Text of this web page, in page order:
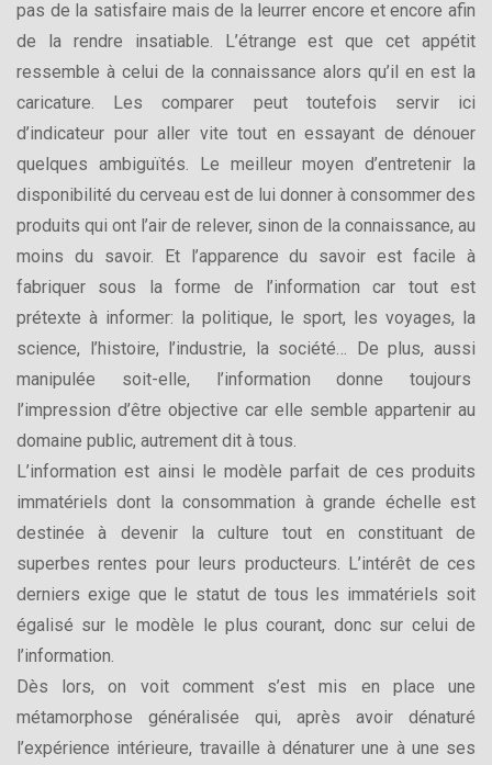
pas de la satisfaire mais de la leurrer encore et encore afin
de la rendre insatiable. L’étrange est que cet appétit
ressemble à celui de la connaissance alors qu’il en est la
caricature. Les comparer peut toutefois servir ici
d’indicateur pour aller vite tout en essayant de dénouer
quelques ambiguïtés. Le meilleur moyen d’entretenir la
disponibilité du cerveau est de lui donner à consommer des
produits qui ont l’air de relever, sinon de la connaissance, au
moins du savoir. Et l’apparence du savoir est facile à
fabriquer sous la forme de l’information car tout est
prétexte à informer: la politique, le sport, les voyages, la
science, l’histoire, l’industrie, la société… De plus, aussi
manipulée soit-elle, l’information donne toujours
l’impression d’être objective car elle semble appartenir au
domaine public, autrement dit à tous.
L’information est ainsi le modèle parfait de ces produits
immatériels dont la consommation à grande échelle est
destinée à devenir la culture tout en constituant de
superbes rentes pour leurs producteurs. L’intérêt de ces
derniers exige que le statut de tous les immatériels soit
égalisé sur le modèle le plus courant, donc sur celui de
l’information.
Dès lors, on voit comment s’est mis en place une
métamorphose généralisée qui, après avoir dénaturé
l’expérience intérieure, travaille à dénaturer une à une ses